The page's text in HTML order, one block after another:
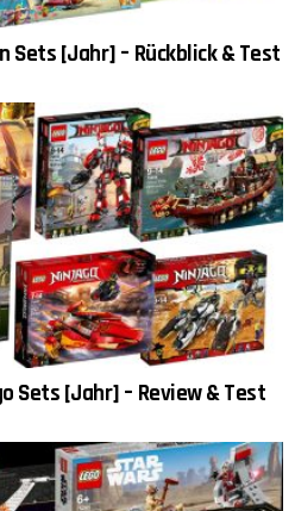
Sets [Jahr] – Rückblick & Test
Sets [Jahr] – Review & Test